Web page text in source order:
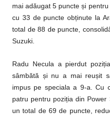
mai adăugat 5 puncte și
cu 33 de puncte obținute la
total de 88 de puncte,
Suzuki.
Radu Necula a pierdut
sâmbătă și nu a mai reușit
impus pe speciala a 9-a. Cu
patru pentru poziția din
un total de 69 de puncte,